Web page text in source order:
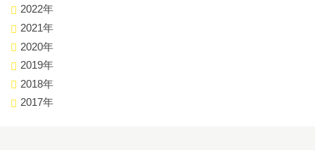
2022年
2021年
2020年
2019年
2018年
2017年